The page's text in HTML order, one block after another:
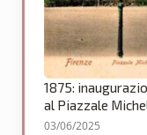
1875:
al Piazzale
03/06/2025